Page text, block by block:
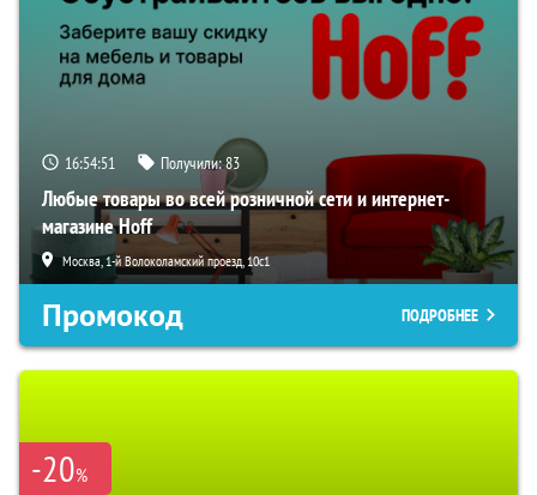
16:54:51 Получили:83
Любые товары во всей розничной сети и интернет-
магазине Hoff
Москва, 1-й Волоколамский проезд, 10с1
Промокод ПОДРОБНЕЕ
-20%